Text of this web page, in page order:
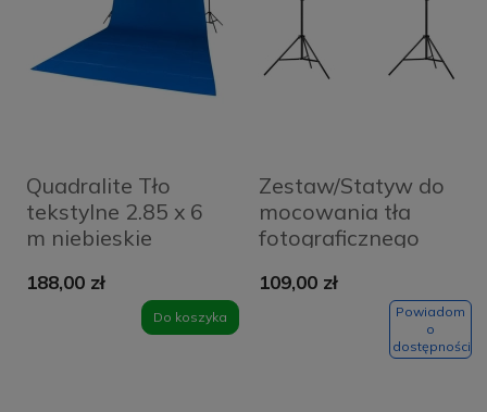
Quadralite Tło
tekstylne 2.85 x 6
m niebieskie
188,00 zł
Do koszyka
Zestaw/Statyw do
mocowania tła
fotograficznego
DCA0975
109,00 zł
Powiadom
o
dostępności